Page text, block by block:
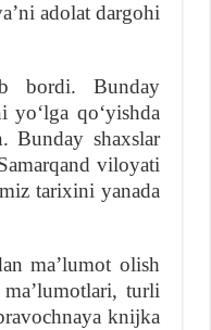
adolat dargohi
bordi. Bunday
qoʻyishda
Bunday shaxslar
viloyati
tarixini yanada
maʼlumot olish
turli
knijka